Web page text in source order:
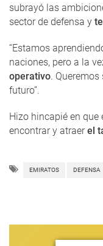
subrayó las
sector de defensa y
“Estamos
naciones, pero a la
operativo.
futuro”.
Hizo hincapié en que
encontrar y atraerel
EMIRATOS DEFENSA